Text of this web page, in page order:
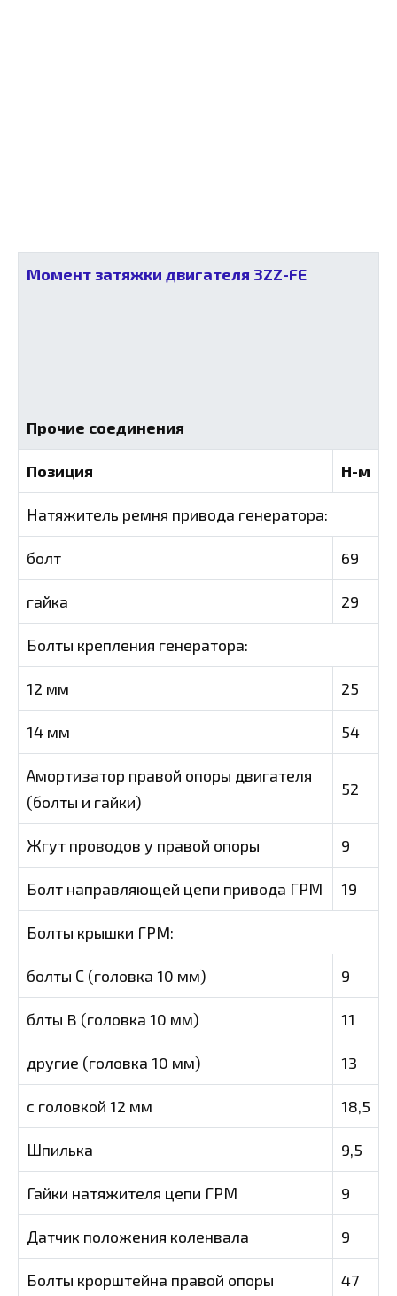
Момент затяжки двигателя 3ZZ-FE
Прочие соединения
Позиция Н-м
Натяжитель ремня привода генератора:
болт 69
гайка 29
Болты крепления генератора:
12 мм 25
14 мм 54
Амортизатор правой опоры двигателя
(болты и гайки)
52
Жгут проводов у правой опоры 9
Болт направляющей цепи привода ГРМ 19
Болты крышки ГРМ:
болты С (головка 10 мм) 9
блты B (головка 10 мм) 11
другие (головка 10 мм) 13
с головкой 12 мм 18,5
Шпилька 9,5
Гайки натяжителя цепи ГРМ 9
Датчик положения коленвала 9
Болты крорштейна правой опоры 47